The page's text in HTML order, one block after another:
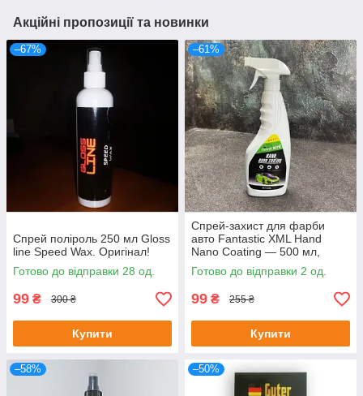
Акційні пропозиції та новинки
–67%
Спрей поліроль 250 мл Gloss
line Speed Wax. Оригінал!
Готово до відправки 28 од.
99 ₴ 300 ₴
Купити
–61%
Спрей-захист для фарби
авто Fantastic XML Hand
Nano Coating — 500 мл,
гідрофобний, блиск,
антисажа
Готово до відправки 2 од.
99 ₴ 255 ₴
Купити
–58% –50%